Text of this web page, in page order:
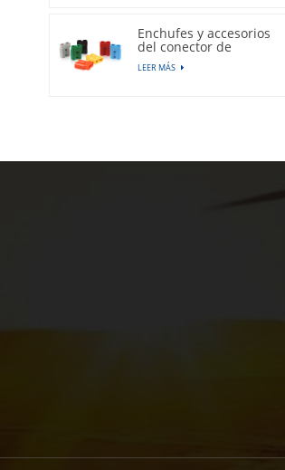
Enchufes y accesorios
del conector de
alimentación de batería
de litio
LEER MÁS